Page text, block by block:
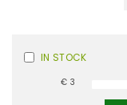
IN STOCK
€3